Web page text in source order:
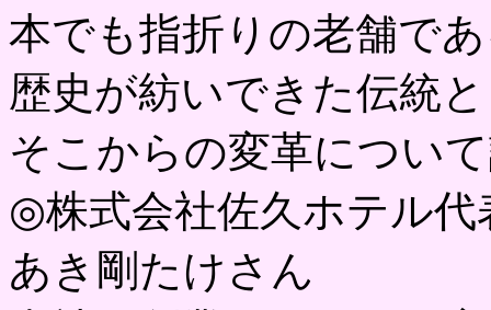
本でも指折りの老舗で
歴史が紡いできた伝統と
そこからの変革につい
◎株式会社佐久ホテル代
あき剛たけさん